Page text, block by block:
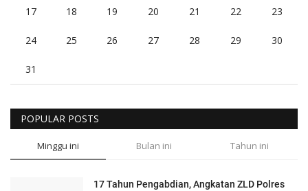
17 18 19 20 21 22 23
24 25 26 27 28 29 30
31
POPULAR POSTS
Minggu ini Bulan ini Tahun ini
17 Tahun Pengabdian, Angkatan ZLD Polres